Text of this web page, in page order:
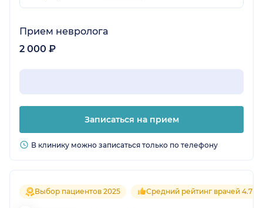
Прием невролога
2 000 ₽
Записаться на прием
В клинику можно записаться только по телефону
Выбор пациентов 2025 Средний рейтинг врачей 4.7